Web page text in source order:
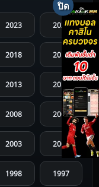
2023 2022
2018 2017
2013 2012
2008 2007
2003 2002
1998 1997